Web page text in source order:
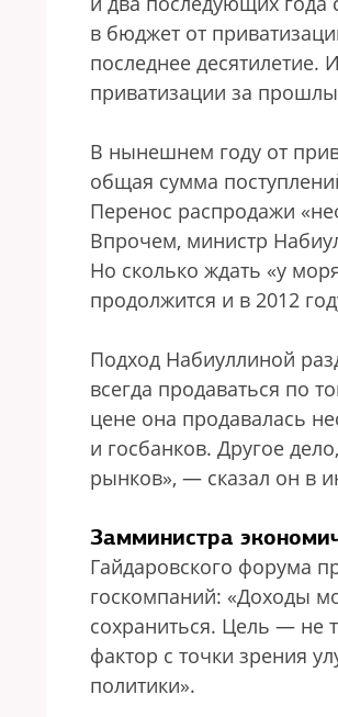
в бюджет от
последнее десятилетие.
приватизации за
В нынешнем году от
общая сумма
Перенос распродажи
Впрочем, министр
Но сколько ждать «у
продолжится и в 2012
Подход Набиуллиной
всегда продаваться по
цене она продавалась
и госбанков. Другое
рынков», — сказал он в
Замминистра
Гайдаровского форума
госкомпаний: «Доходы
сохраниться. Цель — не
фактор с точки зрения
политики».